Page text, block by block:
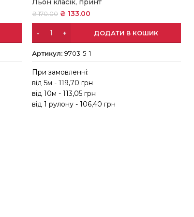
Льон класік, принт
₴170.00 ₴ 133.00
ДОДАТИ В КОШИК
Артикул:9703-5-1
При замовленні:
від 5м - 119,70 грн
від 10м - 113,05 грн
від 1 рулону - 106,40 грн